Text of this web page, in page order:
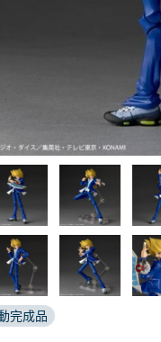
完成品